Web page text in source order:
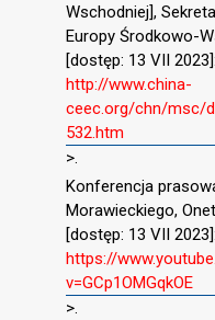
Wschodniej],
Europy Środkowo-
[dostęp: 13 VII
http://www.china-
ceec.org/chn/msc/
532.htm
>.
Konferencja
Morawieckiego,
[dostęp: 13 VII
https://
v=GCp1OMGqkOE
>.